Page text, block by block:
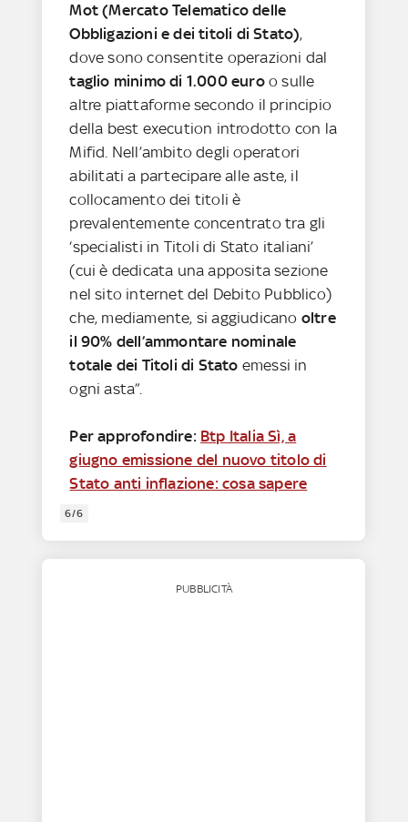
Mot (Mercato Telematico delle
Obbligazioni e dei titoli di Stato),
dove sono consentite operazioni dal
taglio minimo di 1.000 euroo sulle
altre piattaforme secondo il principio
della best execution introdotto con la
Mifid. Nell’ambito degli operatori
abilitati a partecipare alle aste, il
collocamento dei titoli è
prevalentemente concentrato tra gli
‘specialisti in Titoli di Stato italiani’
(cui è dedicata una apposita sezione
nel sito internet del Debito Pubblico)
che, mediamente, si aggiudicano oltre
il 90% dell’ammontare nominale
totale dei Titoli di Stato emessi in
ogni asta”.
Per approfondire: Btp Italia Sì, a
giugno emissione del nuovo titolo di
Stato anti inflazione: cosa sapere
6/6
PUBBLICITÀ